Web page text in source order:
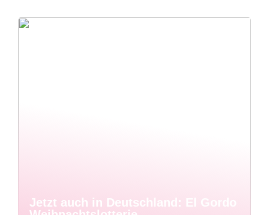
Jetzt auch in Deutschland: El Gordo